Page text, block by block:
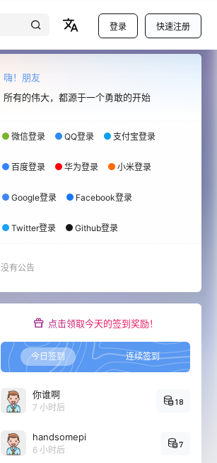
登录 快速注册
嗨！朋友
所有的伟大，都源于一个勇敢的开始
微信登录 QQ登录 支付宝登录
百度登录 华为登录 小米登录
Google登录 Facebook登录
Twitter登录 Github登录
没有公告
点击领取今天的签到奖励！
今日签到 连续签到
你谁啊
7 小时后
18
handsomepi
6 小时后
7